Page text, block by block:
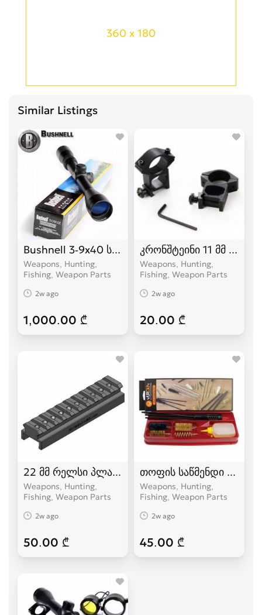
360 x 180
Similar Listings
Bushnell 3-9x40 სამიზნე ოპტიკა
Weapons, Hunting,
Fishing, Weapon Parts
2w ago
1,000.00 ₾
კრონშტეინი 11 მმ და 22
Weapons, Hunting,
Fishing, Weapon Parts
2w ago
20.00 ₾
22 მმ რელსი პლანკა
Weapons, Hunting,
Fishing, Weapon Parts
2w ago
50.00 ₾
თოფის საწმენდი - 12
Weapons, Hunting,
Fishing, Weapon Parts
2w ago
45.00 ₾